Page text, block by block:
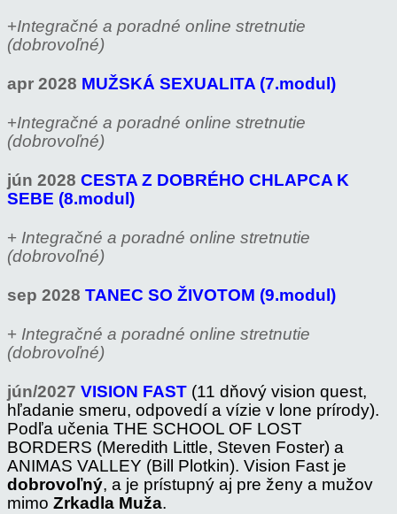
+Integračné a poradné online stretnutie
(dobrovoľné)
apr 2028 MUŽSKÁ SEXUALITA (7.modul)
+Integračné a poradné online stretnutie
(dobrovoľné)
jún 2028 CESTA Z DOBRÉHO CHLAPCA K
SEBE (8.modul)
+ Integračné a poradné online stretnutie
(dobrovoľné)
sep 2028 TANEC SO ŽIVOTOM (9.modul)
+ Integračné a poradné online stretnutie
(dobrovoľné)
jún/2027 VISION FAST (11 dňový vision quest,
hľadanie smeru, odpovedí a vízie v lone prírody).
Podľa učenia THE SCHOOL OF LOST
BORDERS (Meredith Little, Steven Foster) a
ANIMAS VALLEY (Bill Plotkin). Vision Fast je
dobrovoľný, a je prístupný aj pre ženy a mužov
mimo Zrkadla Muža.